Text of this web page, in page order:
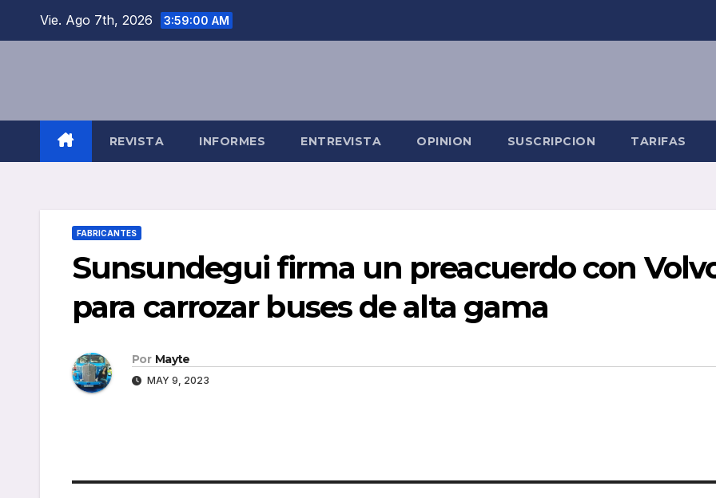
Vie. Ago 7th, 2026 3:59:01 AM
REVISTA INFORMES ENTREVISTA OPINION SUSCRIPCION TARIFAS
FABRICANTES
Sunsundegui firma un preacuerdo con
para carrozar buses de alta gama
Por Mayte
MAY 9, 2023